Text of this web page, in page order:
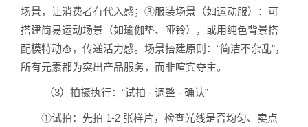
场景，让消费者有代入感；③服装场景（如运动服）：可
搭建简易运动场景（如瑜伽垫、哑铃），或用纯色背景搭
配模特动态，传递活力感。场景搭建原则：“简洁不杂乱”，
所有元素都为突出产品服务，而非喧宾夺主。
（3）拍摄执行：“试拍 - 调整 - 确认”
①试拍：先拍 1-2 张样片，检查光线是否均匀、卖点